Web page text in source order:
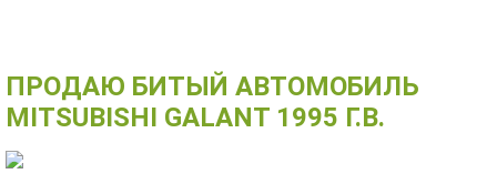
ПРОДАЮ БИТЫЙ АВТОМОБИЛЬ
MITSUBISHI GALANT 1995 Г.В.